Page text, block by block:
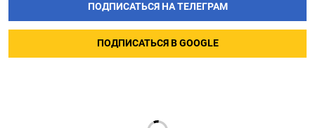
ПОДПИСАТЬСЯ НА ТЕЛЕГРАМ
ПОДПИСАТЬСЯ В GOOGLE